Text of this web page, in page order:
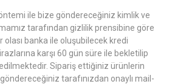
ile bize göndereceğiniz kimlik ve
tarafından gizlilik prensibine göre
olası banka ile oluşubilecek kredi
karşı 60 gün süre ile bekletilip
Sipariş ettiğiniz ürünlerin
göndereceğiniz tarafınızdan onaylı mail-